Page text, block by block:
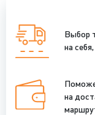
Выбор
на
на